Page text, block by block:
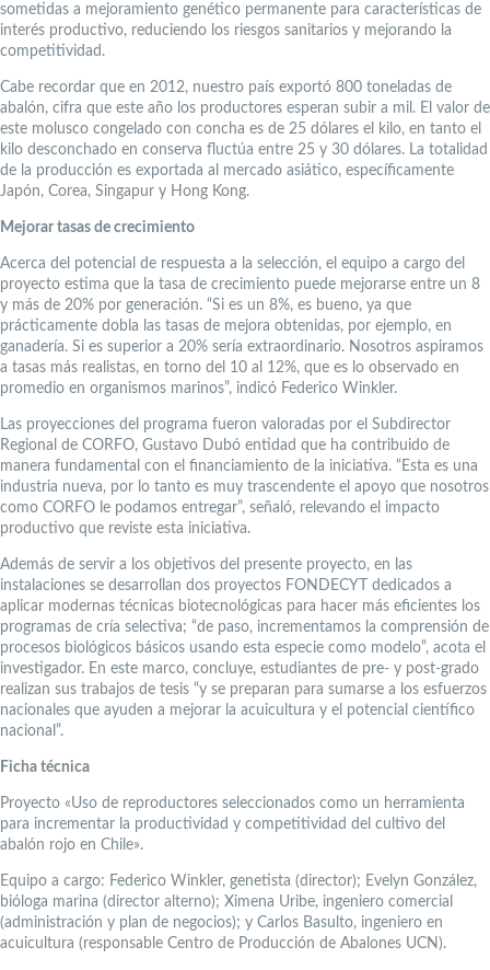
sometidas a mejoramiento genético permanente para características de
interés productivo, reduciendo los riesgos sanitarios y mejorando la
competitividad.
Cabe recordar que en 2012, nuestro país exportó 800 toneladas de
abalón, cifra que este año los productores esperan subir a mil. El valor de
este molusco congelado con concha es de 25 dólares el kilo, en tanto el
kilo desconchado en conserva fluctúa entre 25 y 30 dólares. La totalidad
de la producción es exportada al mercado asiático, específicamente
Japón, Corea, Singapur y Hong Kong.
Mejorar tasas de crecimiento
Acerca del potencial de respuesta a la selección, el equipo a cargo del
proyecto estima que la tasa de crecimiento puede mejorarse entre un 8
y más de 20% por generación. “Si es un 8%, es bueno, ya que
prácticamente dobla las tasas de mejora obtenidas, por ejemplo, en
ganadería. Si es superior a 20% sería extraordinario. Nosotros aspiramos
a tasas más realistas, en torno del 10 al 12%, que es lo observado en
promedio en organismos marinos”, indicó Federico Winkler.
Las proyecciones del programa fueron valoradas por el Subdirector
Regional de CORFO, Gustavo Dubó entidad que ha contribuido de
manera fundamental con el financiamiento de la iniciativa. “Esta es una
industria nueva, por lo tanto es muy trascendente el apoyo que nosotros
como CORFO le podamos entregar”, señaló, relevando el impacto
productivo que reviste esta iniciativa.
Además de servir a los objetivos del presente proyecto, en las
instalaciones se desarrollan dos proyectos FONDECYT dedicados a
aplicar modernas técnicas biotecnológicas para hacer más eficientes los
programas de cría selectiva; “de paso, incrementamos la comprensión de
procesos biológicos básicos usando esta especie como modelo”, acota el
investigador. En este marco, concluye, estudiantes de pre- y post-grado
realizan sus trabajos de tesis “y se preparan para sumarse a los esfuerzos
nacionales que ayuden a mejorar la acuicultura y el potencial científico
nacional”.
Ficha técnica
Proyecto «Uso de reproductores seleccionados como un herramienta
para incrementar la productividad y competitividad del cultivo del
abalón rojo en Chile».
Equipo a cargo: Federico Winkler, genetista (director); Evelyn González,
bióloga marina (director alterno); Ximena Uribe, ingeniero comercial
(administración y plan de negocios); y Carlos Basulto, ingeniero en
acuicultura (responsable Centro de Producción de Abalones UCN).